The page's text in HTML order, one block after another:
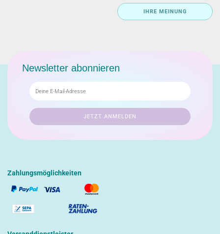
IHRE MEINUNG
Newsletter abonnieren
Zahlungsmöglichkeiten